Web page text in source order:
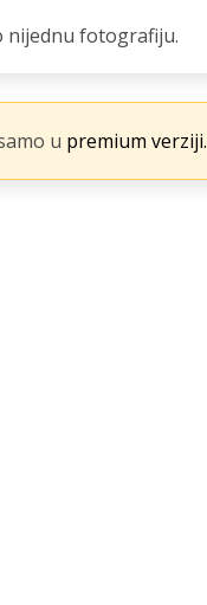
nijednu fotografiju.
u premium verziji.